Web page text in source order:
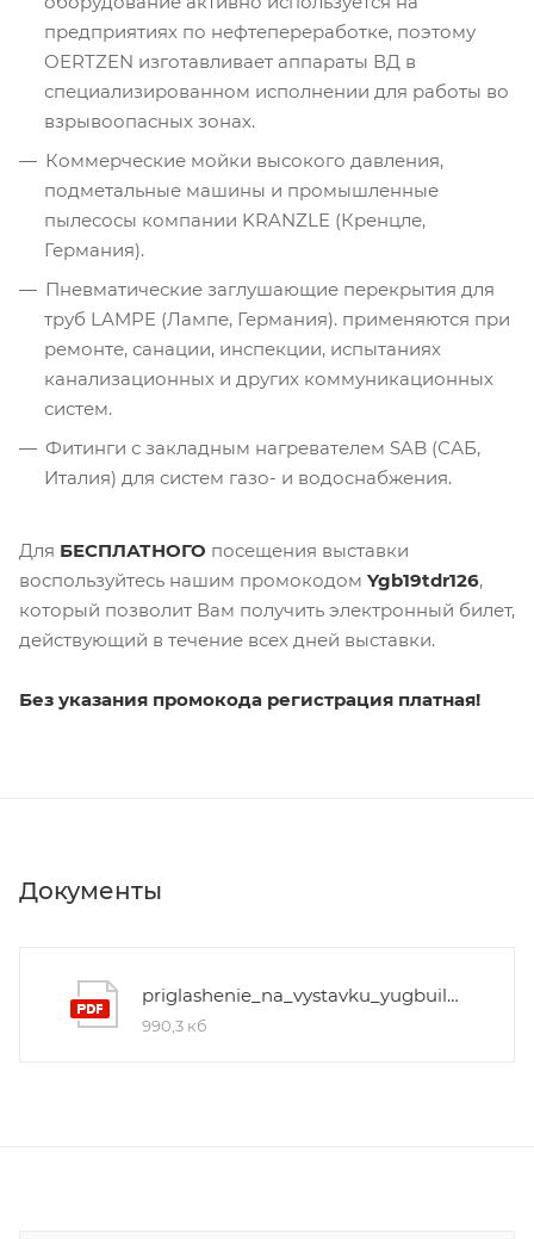
предприятиях по нефтепереработке, поэтому
OERTZEN изготавливает аппараты ВД в
специализированном исполнении для работы во
взрывоопасных зонах.
Коммерческие мойки высокого давления,
подметальные машины и промышленные
пылесосы компании KRANZLE (Кренцле,
Германия).
Пневматические заглушающие перекрытия для
труб LAMPE (Лампе, Германия). применяются при
ремонте, санации, инспекции, испытаниях
канализационных и других коммуникационных
систем.
Фитинги с закладным нагревателем SAB (САБ,
Италия) для систем газо- и водоснабжения.
Для БЕСПЛАТНОГО посещения выставки
воспользуйтесь нашим промокодом Ygb19tdr126,
который позволит Вам получить электронный билет,
действующий в течение всех дней выставки.
Без указания промокода регистрация платная!
Документы
priglashenie_na_vystavku_yugbuild_2019
990,3 кб